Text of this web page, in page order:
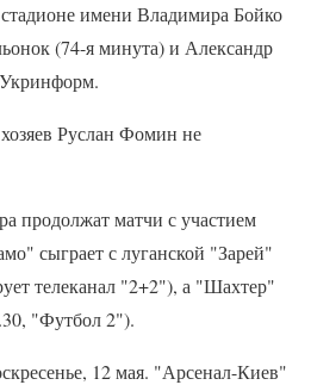
имени Владимира Бойко
(74-я минута) и Александр
Руслан Фомин не
продолжат матчи с участием
сыграет с луганской "Зарей"
телеканал "2+2"), а "Шахтер"
"Футбол 2").
12 мая. "Арсенал-Киев"